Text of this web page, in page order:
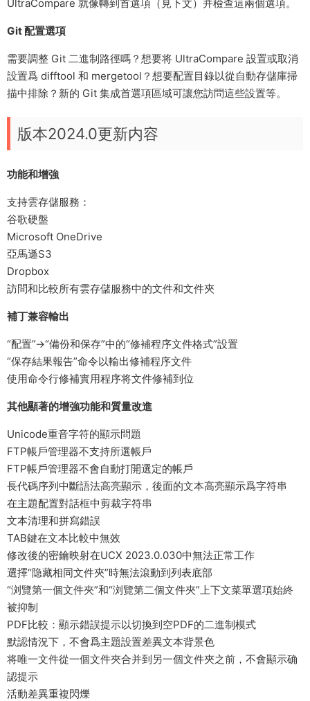
UltraCompare 就像轉到首選項（見下文）并檢查這兩個選項。
Git 配置選項
需要調整 Git 二進制路徑嗎？想要将 UltraCompare 設置或取消
設置爲 difftool 和 mergetool？想要配置目錄以從自動存儲庫掃
描中排除？新的 Git 集成首選項區域可讓您訪問這些設置等。
版本2024.0更新内容
功能和增強
支持雲存儲服務：
谷歌硬盤
Microsoft OneDrive
亞馬遜S3
Dropbox
訪問和比較所有雲存儲服務中的文件和文件夾
補丁兼容輸出
“配置”->“備份和保存”中的“修補程序文件格式”設置
“保存結果報告”命令以輸出修補程序文件
使用命令行修補實用程序将文件修補到位
其他顯著的增強功能和質量改進
Unicode重音字符的顯示問題
FTP帳戶管理器不支持所選帳戶
FTP帳戶管理器不會自動打開選定的帳戶
長代碼序列中斷語法高亮顯示，後面的文本高亮顯示爲字符串
在主題配置對話框中剪裁字符串
文本清理和拼寫錯誤
TAB鍵在文本比較中無效
修改後的密鑰映射在UCX 2023.0.030中無法正常工作
選擇“隐藏相同文件夾”時無法滾動到列表底部
“浏覽第一個文件夾”和“浏覽第二個文件夾”上下文菜單選項始終
被抑制
PDF比較：顯示錯誤提示以切換到空PDF的二進制模式
默認情況下，不會爲主題設置差異文本背景色
将唯一文件從一個文件夾合并到另一個文件夾之前，不會顯示确
認提示
活動差異重複閃爍